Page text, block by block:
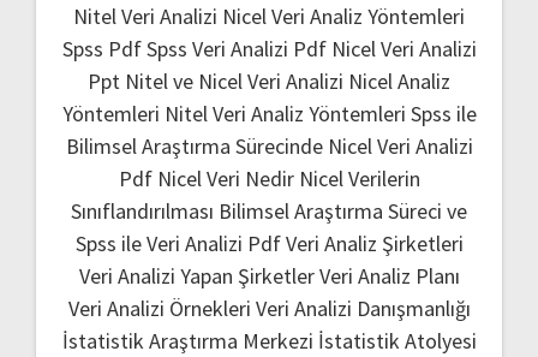
Nitel Veri Analizi Nicel Veri Analiz Yöntemleri
Spss PdfSpss Veri Analizi Pdf Nicel Veri Analizi
Ppt Nitel ve Nicel Veri Analizi Nicel Analiz
Yöntemleri Nitel Veri Analiz Yöntemleri Spss ile
Bilimsel Araştırma Sürecinde Nicel Veri Analizi
Pdf Nicel Veri Nedir Nicel Verilerin
Sınıflandırılması Bilimsel Araştırma Süreci ve
Spss ile Veri Analizi PdfVeri Analiz Şirketleri
Veri Analizi Yapan ŞirketlerVeri Analiz Planı
Veri Analizi Örnekleri Veri Analizi Danışmanlığı
İstatistik Araştırma Merkezi İstatistik Atolyesi